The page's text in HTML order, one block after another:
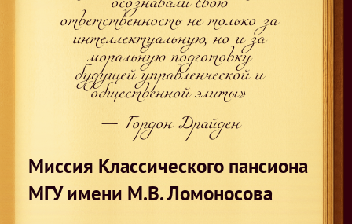
осознавали свою
ответственность не только за
интеллектуальную, но и за
моральную подготовку
будущей управленческой и
общественной элиты»
— Гордон Драйден
Миссия Классического пансиона
МГУимени М.В. Ломоносова